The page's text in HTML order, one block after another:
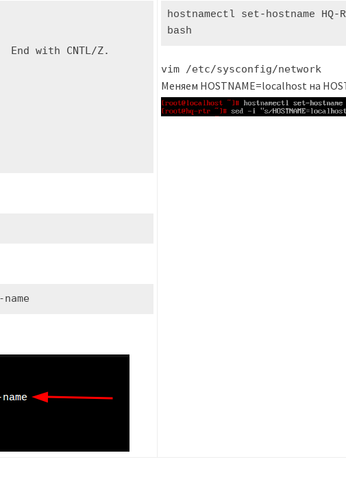
with CNTL/Z.
hostnamectl set-hostname HQ-
bash
vim /etc/sysconfig/network
Меняем HOSTNAME=localhost на